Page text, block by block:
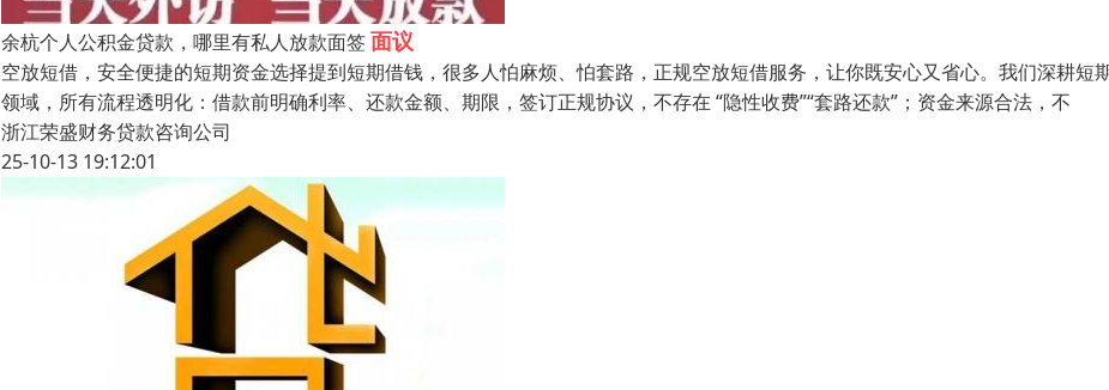
余杭个人公积金贷款，哪里有私人放款面签面议
空放短借，安全便捷的短期资金选择​提到短期借钱，很多人怕麻烦、怕套路，正规空放短借服务，让你既安心又省心。我们深耕短
领域，所有流程透明化：借款前明确利率、还款金额、期限，签订正规协议，不存在 “隐性收费”“套路还款”；资金来源合法，不
浙江荣盛财务贷款咨询公司
25-10-13 19:12:01